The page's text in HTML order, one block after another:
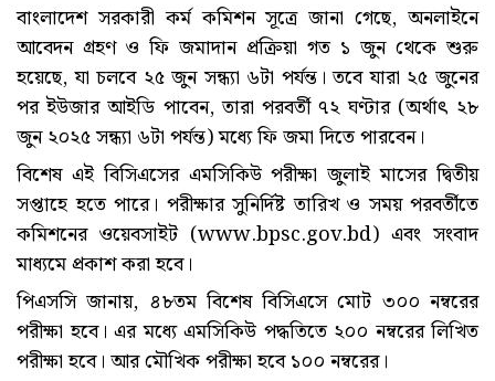
বাংলাদেশ সরকারী কর্ম কমিশন সূত্রে জানা গেছে, অনলাইনে
আবেদন গ্রহণ ও ফি জমাদান প্রক্রিয়া গত ১ জুন থেকে শুরু
হয়েছে, যা চলবে ২৫ জুন সন্ধ্যা ৬টা পর্যন্ত। তবে যারা ২৫ জুনের
পর ইউজার আইডি পাবেন, তারা পরবর্তী ৭২ ঘণ্টার (অর্থাৎ ২৮
জুন ২০২৫ সন্ধ্যা ৬টা পর্যন্ত) মধ্যে ফি জমা দিতে পারবেন।
বিশেষ এই বিসিএসের এমসিকিউ পরীক্ষা জুলাই মাসের দ্বিতীয়
সপ্তাহে হতে পারে। পরীক্ষার সুনির্দিষ্ট তারিখ ও সময় পরবর্তীতে
কমিশনের ওয়েবসাইট (www.bpsc.gov.bd) এবং সংবাদ
মাধ্যমে প্রকাশ করা হবে।
পিএসসি জানায়, ৪৮তম বিশেষ বিসিএসে মোট ৩০০ নম্বরের
পরীক্ষা হবে। এর মধ্যে এমসিকিউ পদ্ধতিতে ২০০ নম্বরের লিখিত
পরীক্ষা হবে। আর মৌখিক পরীক্ষা হবে ১০০ নম্বরের।